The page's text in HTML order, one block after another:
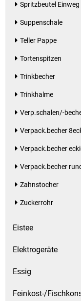
Reinigungshilfsmittel
Salz
Schokolade
Sekt / Champagner
Service
Sirupe
Speck / Rohschinken
Spritzbeutel Einweg
Suppenschale
Teller Pappe
Tortenspitzen
Trinkbecher
Trinkhalme
Verp.schalen/-
Verpack.becher
Verpack.becher
Verpack.becher
Zahnstocher
Zuckerrohr
Eistee
Elektrogeräte
Essig
Feinkost-/